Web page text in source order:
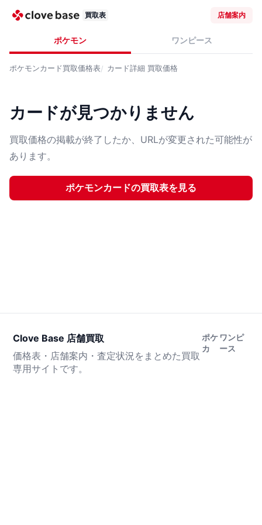
買取表 店舗案内
ポケモン ワンピース
ポケモンカード買取価格表 カード詳細 買取価格
カードが見つかりません
買取価格の掲載が終了したか、URLが変更された可能性が
あります。
ポケモンカードの買取表を見る
Clove Base 店舗買取
価格表・店舗案内・査定状況をまとめた買取
専用サイトです。
ポケ
カ
ワンピ
ース